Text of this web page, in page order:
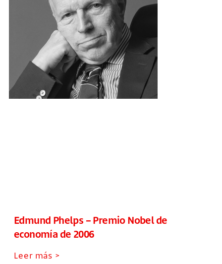
Edmund Phelps – Premio Nobel de
economía de 2006
Leer más >